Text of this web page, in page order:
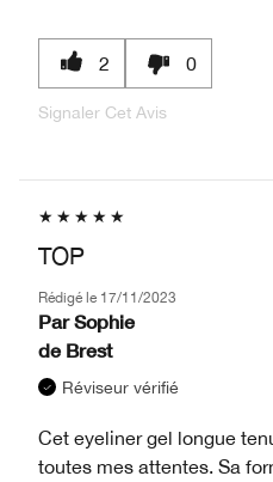
2 0
Signaler Cet Avis
TOP
Rédigé le 17/11/2023
Par Sophie
de Brest
Réviseur vérifié
Cet eyeliner gel longue
toutes mes attentes. Sa